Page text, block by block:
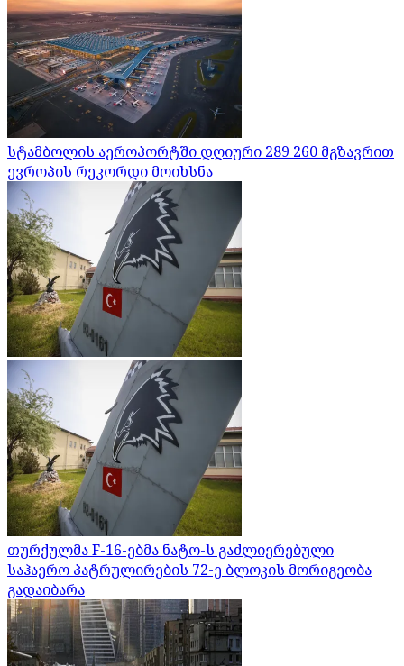
სტამბოლის აეროპორტში დღიური 289 260 მგზავრით
ევროპის რეკორდი მოიხსნა
თურქულმა F-16-ებმა ნატო-ს გაძლიერებული
საჰაერო პატრულირების 72-ე ბლოკის მორიგეობა
გადაიბარა